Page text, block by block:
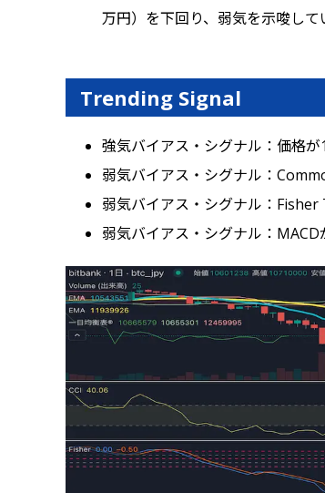
万円）を下回り、弱気を示唆して
Trending Signal
強気バイアス・シグナル：価格
弱気バイアス・シグナル：
弱気バイアス・シグナル：
弱気バイアス・シグナル：